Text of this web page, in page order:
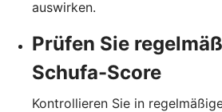
auswirken.
Prüfen Sie
Schufa-Score
Kontrollieren Sie in